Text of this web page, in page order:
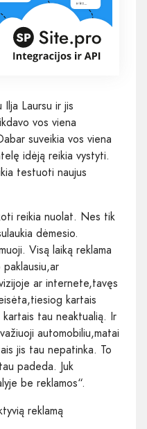
Ilja Laursu ir jis
vos viena
suveikia vos viena
idėją reikia vystyti.
testuoti naujus
reikia nuolat. Nes tik
dėmesio.
Visą laiką reklama
ar internete,tavęs
kartais
tau neaktualią. Ir
automobiliu,matai
jis tau nepatinka. To
padeda. Juk
be reklamos“.
reklamą